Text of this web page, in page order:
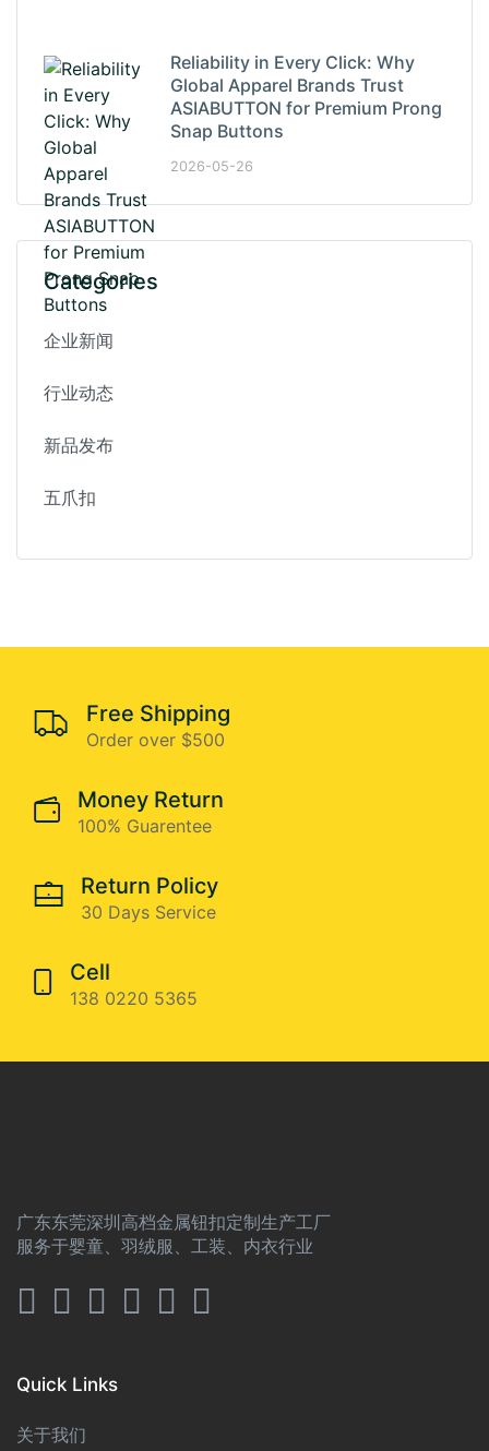
Reliability in Every Click: Why
Global Apparel Brands Trust
ASIABUTTON for Premium Prong
Snap Buttons
2026-05-26
Categories
企业新闻
行业动态
新品发布
五爪扣
Free Shipping
Order over $500
Money Return
100% Guarentee
Return Policy
30 Days Service
Cell
138 0220 5365
广东东莞深圳高档金属钮扣定制生产工厂
服务于婴童、羽绒服、工装、内衣行业
Quick Links
关于我们